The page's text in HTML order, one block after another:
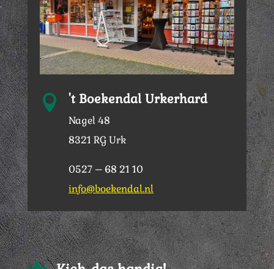
 't Boekendal Urkerhard
Nagel 48
8321 RG Urk
0527 – 68 21 10
info@boekendal.nl